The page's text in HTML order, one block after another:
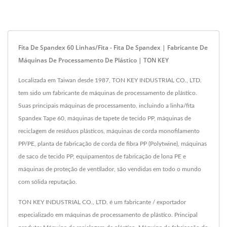
Fita De Spandex 60 Linhas/fita - Fita De Spandex | Fabricante De
Máquinas De Processamento De Plástico | TON KEY
Localizada em Taiwan desde 1987, TON KEY INDUSTRIAL CO., LTD.
tem sido um fabricante de máquinas de processamento de plástico.
Suas principais máquinas de processamento, incluindo a linha/fita
Spandex Tape 60, máquinas de tapete de tecido PP, máquinas de
reciclagem de resíduos plásticos, máquinas de corda monofilamento
PP/PE, planta de fabricação de corda de fibra PP (Polytwine), máquinas
de saco de tecido PP, equipamentos de fabricação de lona PE e
máquinas de proteção de ventilador, são vendidas em todo o mundo
com sólida reputação.
TON KEY INDUSTRIAL CO., LTD. é um fabricante / exportador
especializado em máquinas de processamento de plástico. Principal